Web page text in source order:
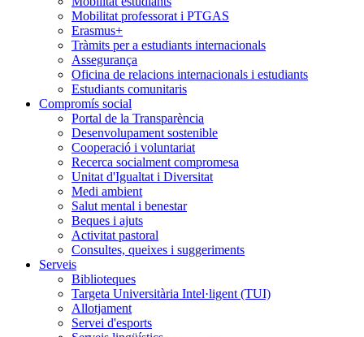
Mobilitat professorat i PTGAS
Erasmus+
Tràmits per a estudiants internacionals
Assegurança
Oficina de relacions internacionals i estudiants
Estudiants comunitaris
Compromís social
Portal de la Transparència
Desenvolupament sostenible
Cooperació i voluntariat
Recerca socialment compromesa
Unitat d'Igualtat i Diversitat
Medi ambient
Salut mental i benestar
Beques i ajuts
Activitat pastoral
Consultes, queixes i suggeriments
Serveis
Biblioteques
Targeta Universitària Intel·ligent (TUI)
Allotjament
Servei d'esports